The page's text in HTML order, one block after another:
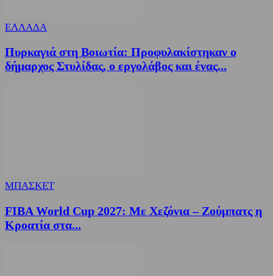
ΕΛΛΑΔΑ
Πυρκαγιά στη Βοιωτία: Προφυλακίστηκαν ο
δήμαρχος Στυλίδας, ο εργολάβος και ένας...
ΜΠΑΣΚΕΤ
FIBA World Cup 2027: Με Χεζόνια – Ζούμπατς η
Κροατία στα...